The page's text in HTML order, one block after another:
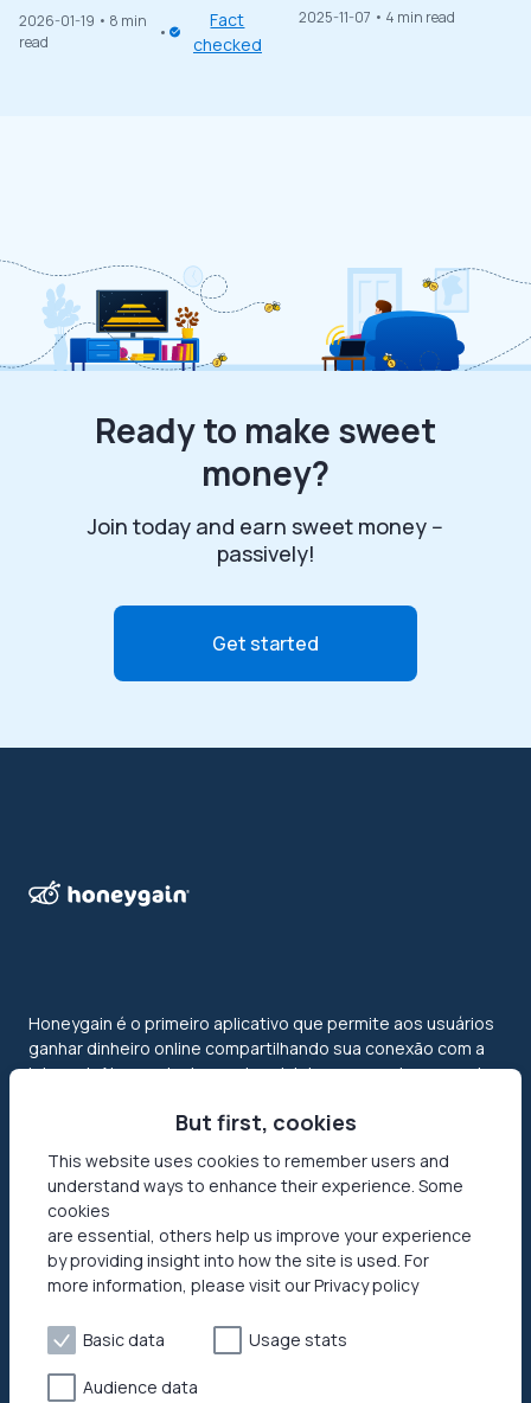
2026-01-19 • 8 min
read
Fact
checked
2025-11-07 • 4 min read
Ready to make sweet
money?
Join today and earn sweet money --
passively!
Get started
Honeygain é o primeiro aplicativo que permite aos usuários
ganhar dinheiro online compartilhando sua conexão com a
internet. Alcance todo o potencial das suas redes e receba
Modo Jumptask
Refer a friend
Security
But first, cookies
This website uses cookies to remember users and
understand ways to enhance their experience. Some
cookies
are essential, others help us improve your experience
by providing insight into how the site is used. For
more information, please visit our Privacy policy
Basic data Usage stats
Audience data